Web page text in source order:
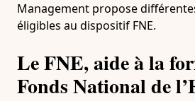
Management propose
éligibles au dispositif FNE.
Le FNE, aide à la
Fonds National de